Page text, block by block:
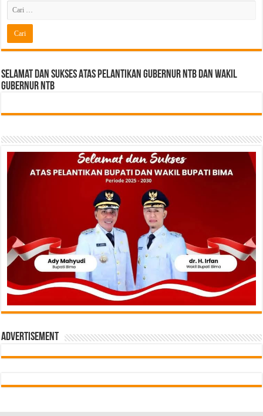
Selamat dan sukses Atas pelantikan Gubernur NTB Dan Wakil
gubernur NTB
Advertisement